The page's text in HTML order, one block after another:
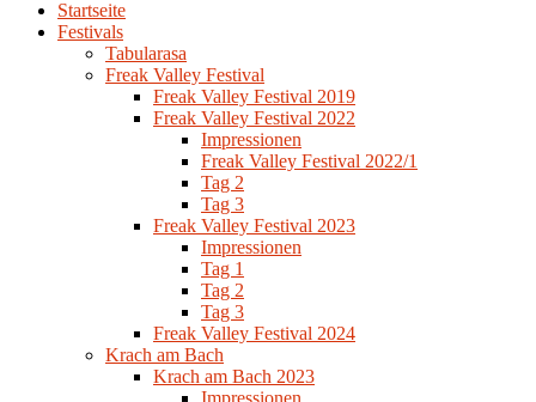
Startseite
Festivals
Tabularasa
Freak Valley Festival
Freak Valley Festival 2019
Freak Valley Festival 2022
Impressionen
Freak Valley Festival 2022/1
Tag 2
Tag 3
Freak Valley Festival 2023
Impressionen
Tag 1
Tag 2
Tag 3
Freak Valley Festival 2024
Krach am Bach
Krach am Bach 2023
Impressionen